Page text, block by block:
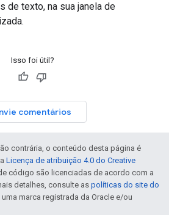
de texto, na sua janela de
Isso foi útil?
comentários
contrária, o conteúdo desta página é
Licença de atribuição 4.0 do Creative
código são licenciadas de acordo com a
detalhes, consulte as políticas do site do
uma marca registrada da Oracle e/ou